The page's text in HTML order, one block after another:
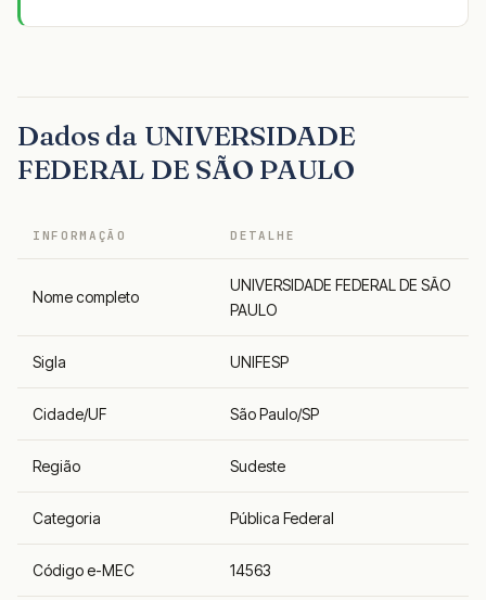
Dados da UNIVERSIDADE
FEDERAL DE SÃO PAULO
INFORMAÇÃO DETALHE
Nome completo
UNIVERSIDADE FEDERAL DE SÃO
PAULO
Sigla UNIFESP
Cidade/UF São Paulo/SP
Região Sudeste
Categoria Pública Federal
Código e-MEC 14563